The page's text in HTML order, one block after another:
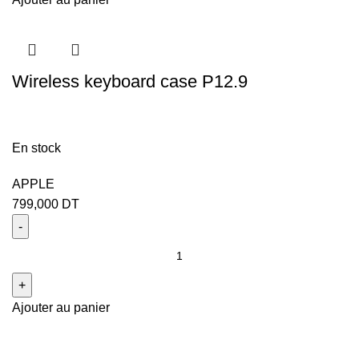
Wireless keyboard case P12.9
En stock
APPLE
799,000 DT
Ajouter au panier